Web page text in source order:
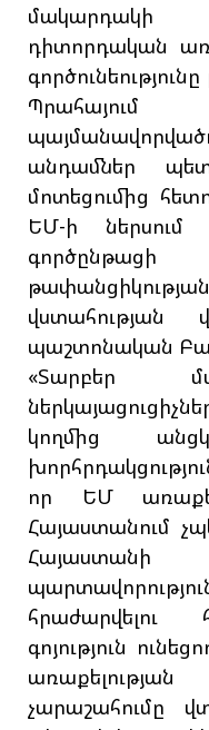
մակարդակի
դիտորդական
անդամներ
մոտեցումից
ԵՄ-ի ներսում
վստահության
պաշտոնական
«Տարբեր
կողմից
որ ԵՄ
Հայաստանում
Հայաստանի
հրաժարվելու
գոյություն
չարաշահումը